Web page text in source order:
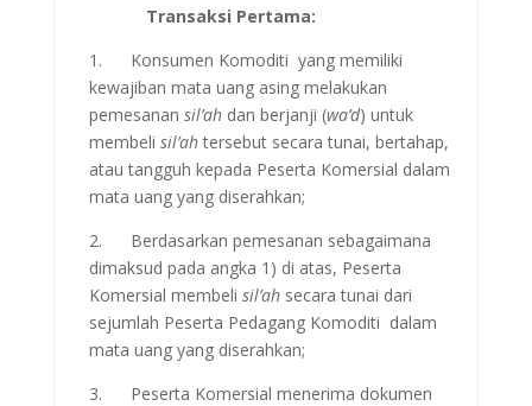
Transaksi Pertama:
1. Konsumen Komoditi yang memiliki
kewajiban mata uang asing melakukan
pemesanan sil’ah dan berjanji (wa’d) untuk
membeli sil’ahtersebut secara tunai, bertahap,
atau tangguh kepada Peserta Komersial dalam
mata uang yang diserahkan;
2. Berdasarkan pemesanan sebagaimana
dimaksud pada angka 1) di atas, Peserta
Komersial membeli sil’ah secara tunai dari
sejumlah Peserta Pedagang Komoditi dalam
mata uang yang diserahkan;
3. Peserta Komersial menerima dokumen